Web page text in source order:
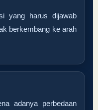
yang harus dijawab
berkembang ke arah
adanya perbedaan